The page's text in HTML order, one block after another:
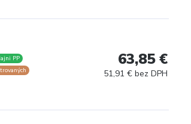
PP
63,85 €
51,91 € bez DPH